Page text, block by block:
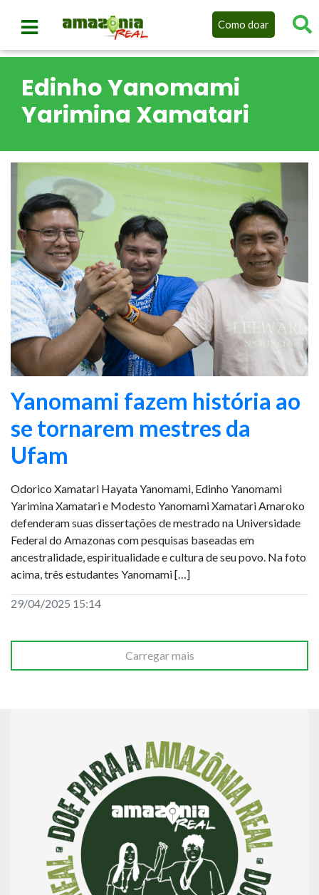
Como doar
Edinho Yanomami
Yarimina Xamatari
Yanomami fazem história ao
se tornarem mestres da
Ufam
Odorico Xamatari Hayata Yanomami, Edinho Yanomami
Yarimina Xamatari e Modesto Yanomami Xamatari Amaroko
defenderam suas dissertações de mestrado na Universidade
Federal do Amazonas com pesquisas baseadas em
ancestralidade, espiritualidade e cultura de seu povo. Na foto
acima, três estudantes Yanomami […]
29/04/2025 15:14
Carregar mais